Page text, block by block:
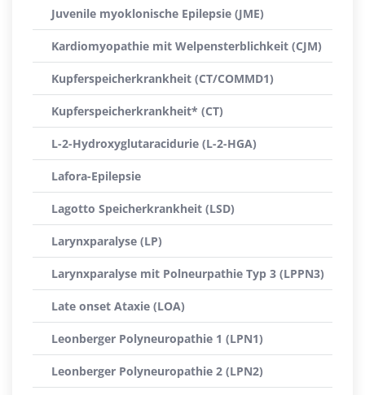
Juvenile myoklonische Epilepsie (JME)
Kardiomyopathie mit Welpensterblichkeit (CJM)
Kupferspeicherkrankheit (CT/COMMD1)
Kupferspeicherkrankheit* (CT)
L-2-Hydroxyglutaracidurie (L-2-HGA)
Lafora-Epilepsie
Lagotto Speicherkrankheit (LSD)
Larynxparalyse (LP)
Larynxparalyse mit Polneurpathie Typ 3 (LPPN3)
Late onset Ataxie (LOA)
Leonberger Polyneuropathie 1 (LPN1)
Leonberger Polyneuropathie 2 (LPN2)